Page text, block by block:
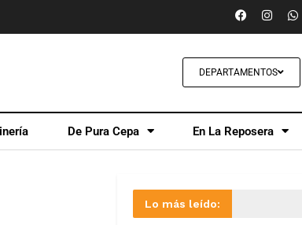
DEPARTAMENTOS
De Pura Cepa En La Reposera
Lo más leído: